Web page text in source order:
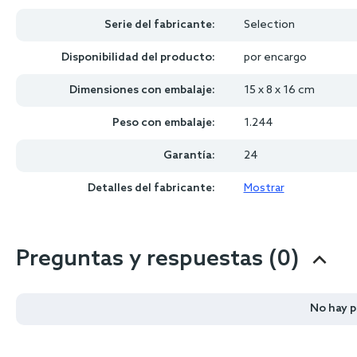
Serie del fabricante: Selection
Disponibilidad del producto: por encargo
Dimensiones con embalaje: 15 x 8 x 16 cm
Peso con embalaje: 1.244
Garantía: 24
Detalles del fabricante: Mostrar
Preguntas y respuestas (0)
No hay